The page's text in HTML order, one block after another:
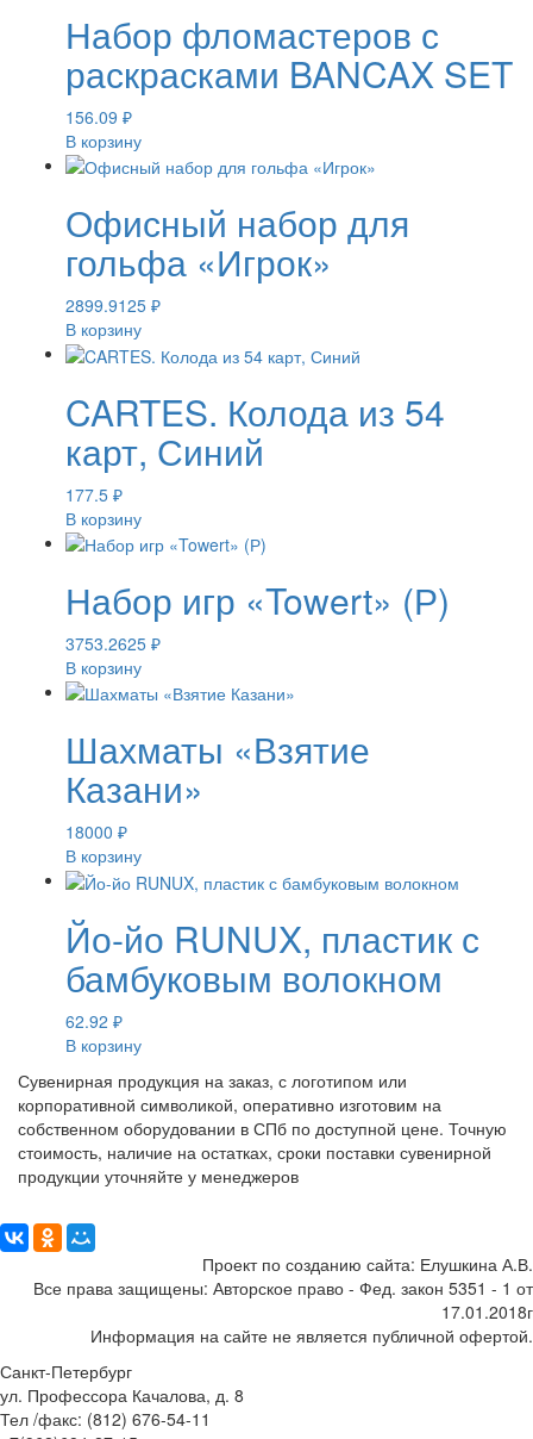
Набор фломастеров с
раскрасками BANCAX SET
156.09 ₽
В корзину
Офисный набор для
гольфа «Игрок»
2899.9125 ₽
В корзину
CARTES. Колода из 54
карт, Синий
177.5 ₽
В корзину
Набор игр «Towert» (Р)
3753.2625 ₽
В корзину
Шахматы «Взятие
Казани»
18000 ₽
В корзину
Йо-йо RUNUX, пластик с
бамбуковым волокном
62.92 ₽
В корзину
Сувенирная продукция на заказ, с логотипом или
корпоративной символикой, оперативно изготовим на
собственном оборудовании в СПб по доступной цене. Точную
стоимость, наличие на остатках, сроки поставки сувенирной
продукции уточняйте у менеджеров
Проект по созданию сайта: Елушкина А.В.
Все права защищены: Авторское право - Фед. закон 5351 - 1 от
17.01.2018г
Информация на сайте не является публичной офертой.
Санкт-Петербург
ул. Профессора Качалова, д. 8
Тел /факс: (812) 676-54-11